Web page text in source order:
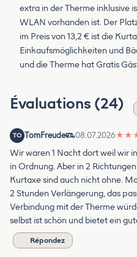
extra in der Therme inklusive
WLAN vorhanden ist. Der
im Preis von 13,2 € ist die
Einkaufsmöglichkeiten und
und die Therme hat Gratis
Évaluations (24)
TO TomFreude 08.07.2026★ ★
Wir waren 1 Nacht dort weil wir
in Ordnung. Aber in 2
Kurtaxe sind auch nicht ohne.
2 Stunden Verlängerung, das
Verbindung mit der Therme
selbst ist schön und bietet ein
Répondez